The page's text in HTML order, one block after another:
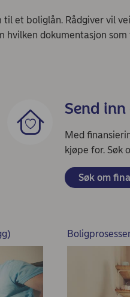
til et boliglån. Rådgiver vil
hvilken dokumentasjon som
Send
Med
kjøpe for. Søk
Søk om